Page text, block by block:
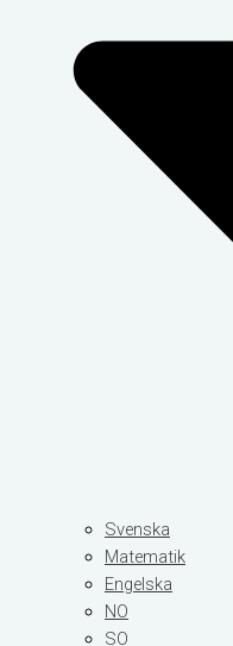
Svenska
Matematik
Engelska
NO
SO